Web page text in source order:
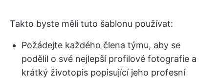
Takto byste měli tuto šablonu používat:
Požádejte každého člena týmu, aby se
podělil o své nejlepší profilové fotografie a
krátký životopis popisující jeho profesní